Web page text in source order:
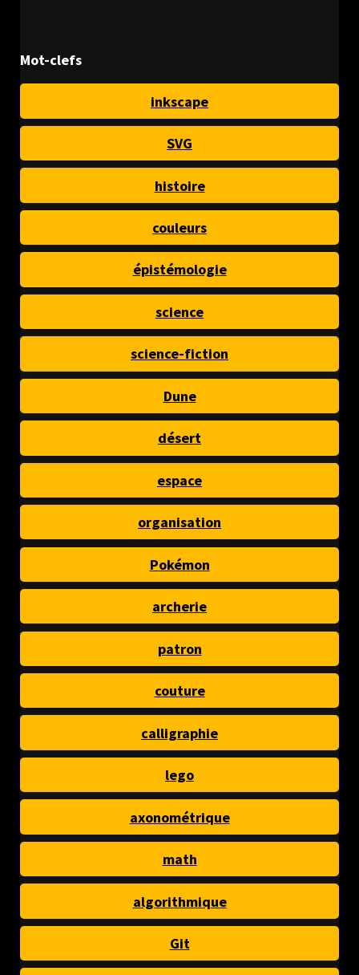
Mot-clefs
inkscape
SVG
histoire
couleurs
épistémologie
science
science-fiction
Dune
désert
espace
organisation
Pokémon
archerie
patron
couture
calligraphie
lego
axonométrique
math
algorithmique
Git